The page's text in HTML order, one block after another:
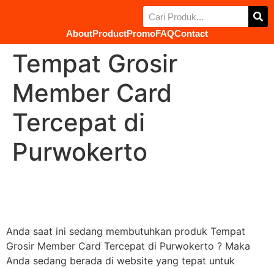
AboutProductPromoFAQContact
Tempat Grosir
Member Card
Tercepat di
Purwokerto
Anda saat ini sedang membutuhkan produk Tempat
Grosir Member Card Tercepat di Purwokerto ? Maka
Anda sedang berada di website yang tepat untuk